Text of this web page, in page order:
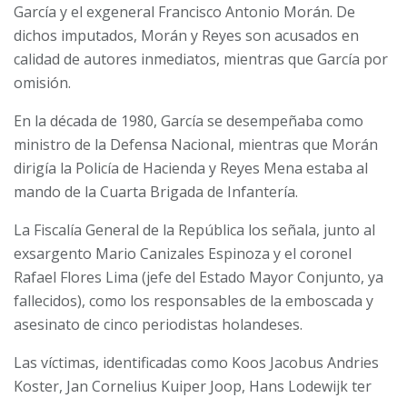
García y el exgeneral Francisco Antonio Morán. De
dichos imputados, Morán y Reyes son acusados en
calidad de autores inmediatos, mientras que García por
omisión.
En la década de 1980, García se desempeñaba como
ministro de la Defensa Nacional, mientras que Morán
dirigía la Policía de Hacienda y Reyes Mena estaba al
mando de la Cuarta Brigada de Infantería.
La Fiscalía General de la República los señala, junto al
exsargento Mario Canizales Espinoza y el coronel
Rafael Flores Lima (jefe del Estado Mayor Conjunto, ya
fallecidos), como los responsables de la emboscada y
asesinato de cinco periodistas holandeses.
Las víctimas, identificadas como Koos Jacobus Andries
Koster, Jan Cornelius Kuiper Joop, Hans Lodewijk ter